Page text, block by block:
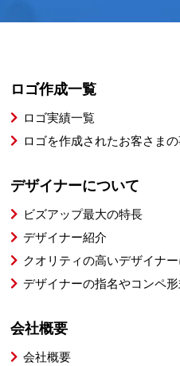
ロゴ作成一覧
ロゴ実績一覧
ロゴを作成されたお客さま
デザイナーについて
ビズアップ最大の特長
デザイナー紹介
クオリティの高いデザイナ
デザイナーの指名やコンペ
会社概要
会社概要